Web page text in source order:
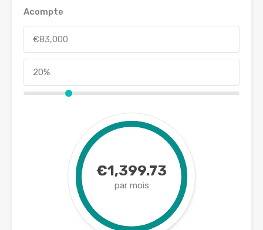
Acompte
€1,399.73
par mois